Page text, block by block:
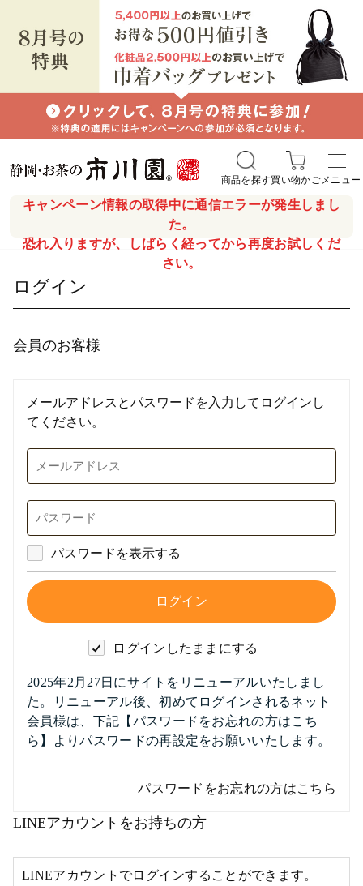
キャンペーン情報の取得中に通信エラーが発生しまし
た。
恐れ入りますが、しばらく経ってから再度お試しくだ
さい。
商品を探す買い物かごメニュー
ログイン
会員のお客様
メールアドレスとパスワードを入力してログインし
てください。
パスワードを表示する
ログインしたままにする
2025年2月27日にサイトをリニューアルいたしまし
た。リニューアル後、初めてログインされるネット
会員様は、下記【パスワードをお忘れの方はこち
ら】よりパスワードの再設定をお願いいたします。
パスワードをお忘れの方はこちら
LINEアカウントをお持ちの方
LINEアカウントでログインすることができます。